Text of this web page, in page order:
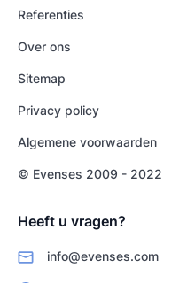
Referenties
Over ons
Sitemap
Privacy policy
Algemene voorwaarden
© Evenses 2009 - 2022
Heeft u vragen?
info@evenses.com